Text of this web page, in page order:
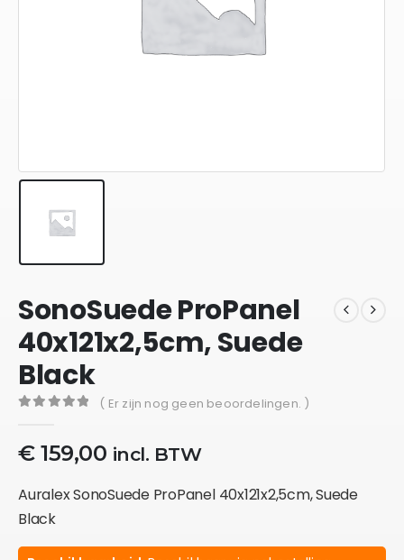
SonoSuede ProPanel
40x121x2,5cm, Suede
Black
( Er zijn nog geen beoordelingen. )
€159,00 incl. BTW
Auralex SonoSuede ProPanel 40x121x2,5cm, Suede
Black